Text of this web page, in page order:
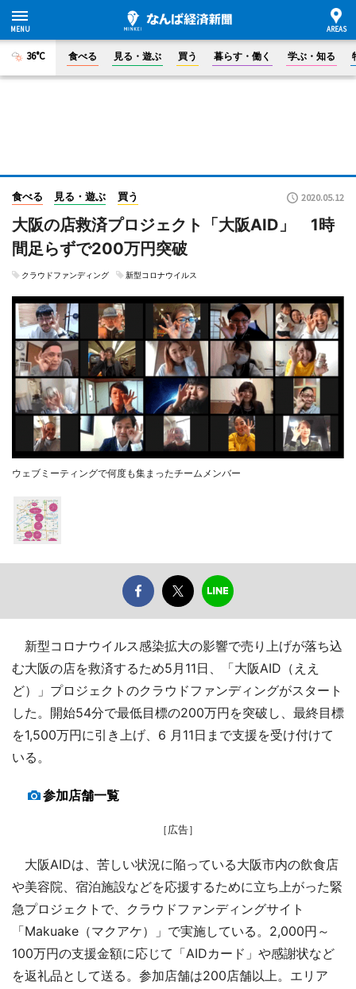
36°C 食べる 見る・遊ぶ 買う 暮らす・働く 学ぶ・知る
食べる 見る・遊ぶ 買う 2020.05.12
大阪の店救済プロジェクト「大阪AID」 1時
間足らずで200万円突破
クラウドファンディング 新型コロナウイルス
ウェブミーティングで何度も集まったチームメンバー
新型コロナウイルス感染拡大の影響で売り上げが落ち込
む大阪の店を救済するため5月11日、「大阪AID（ええ
ど）」プロジェクトのクラウドファンディングがスタート
した。開始54分で最低目標の200万円を突破し、最終目標
を1,500万円に引き上げ、6 月11日まで支援を受け付けて
いる。
参加店舗一覧
［広告］
大阪AIDは、苦しい状況に陥っている大阪市内の飲食店
や美容院、宿泊施設などを応援するために立ち上がった緊
急プロジェクトで、クラウドファンディングサイト
「Makuake（マクアケ）」で実施している。2,000円～
100万円の支援金額に応じて「AIDカード」や感謝状など
を返礼品として送る。参加店舗は200店舗以上。エリア